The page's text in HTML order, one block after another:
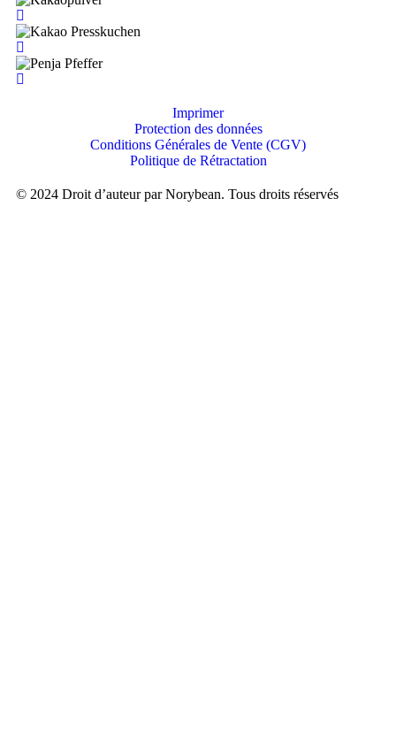
Imprimer
Protection des données
Conditions Générales de Vente (CGV)
Politique de Rétractation
© 2024 Droit d’auteur par Norybean. Tous droits réservés